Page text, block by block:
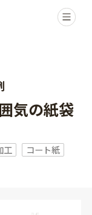
気の紙袋
工
コート紙